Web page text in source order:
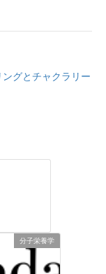
グとチャクラリー
分子栄養学